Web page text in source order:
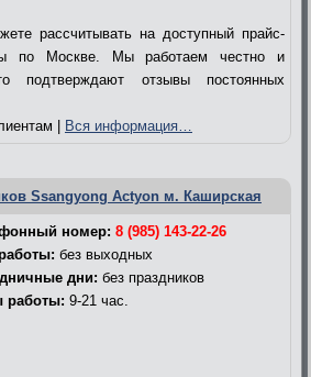
рассчитывать на доступный прайс-
по Москве. Мы работаем честно и
подтверждают отзывы постоянных
| Вся информация…
Ssangyong Actyon м. Каширская
номер: 8 (985) 143-22-26
без выходных
дни: без праздников
работы: 9-21 час.